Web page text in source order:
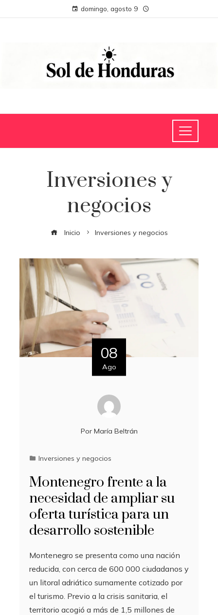
domingo, agosto 9
Inversiones y
negocios
Inicio Inversiones y negocios
08
Ago
Por María Beltrán
Inversiones y negocios
Montenegro frente a la
necesidad de ampliar su
oferta turística para un
desarrollo sostenible
Montenegro se presenta como una nación
reducida, con cerca de 600 000 ciudadanos y
un litoral adriático sumamente cotizado por
el turismo. Previo a la crisis sanitaria, el
territorio acogió a más de 1,5 millones de